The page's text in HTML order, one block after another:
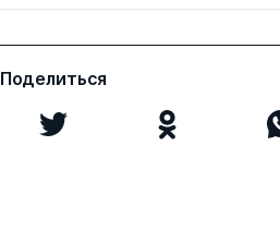
Поделиться